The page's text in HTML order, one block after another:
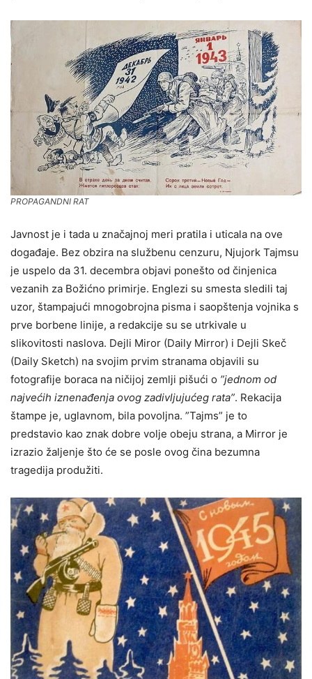
PROPAGANDNI RAT
Javnost je i tada u značajnoj meri pratila i uticala na ove
događaje. Bez obzira na službenu cenzuru, Njujork Tajmsu
je uspelo da 31. decembra objavi ponešto od činjenica
vezanih za Božićno primirje. Englezi su smesta sledili taj
uzor, štampajući mnogobrojna pisma i saopštenja vojnika s
prve borbene linije, a redakcije su se utrkivale u
slikovitosti naslova. Dejli Miror (Daily Mirror) i Dejli Skeč
(Daily Sketch) na svojim prvim stranama objavili su
fotografije boraca na ničijoj zemlji pišući o ”jednom od
najvećih iznenađenja ovog zadivljujućeg rata”. Rekacija
štampe je, uglavnom, bila povoljna. ”Tajms” je to
predstavio kao znak dobre volje obeju strana, a Mirror je
izrazio žaljenje što će se posle ovog čina bezumna
tragedija produžiti.